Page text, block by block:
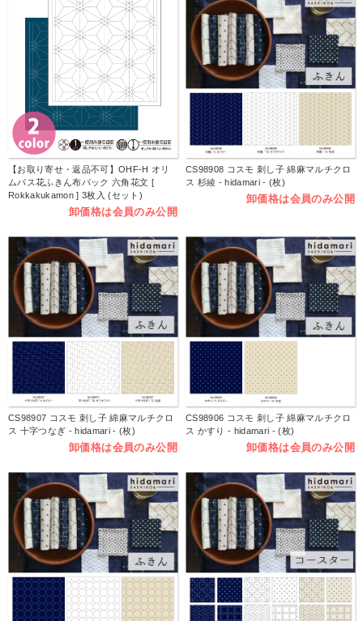
【お取り寄せ・返品不可】OHF-H オリ
ムパス花ふきん布パック 六角花文 [
Rokkakukamon ] 3枚入 (セット)
卸価格は会員のみ公開
CS98908 コスモ 刺し子 綿麻マルチクロ
ス 杉綾 - hidamari - (枚)
卸価格は会員のみ公開
CS98907 コスモ 刺し子 綿麻マルチクロ
ス 十字つなぎ - hidamari - (枚)
卸価格は会員のみ公開
CS98906 コスモ 刺し子 綿麻マルチクロ
ス かすり - hidamari - (枚)
卸価格は会員のみ公開